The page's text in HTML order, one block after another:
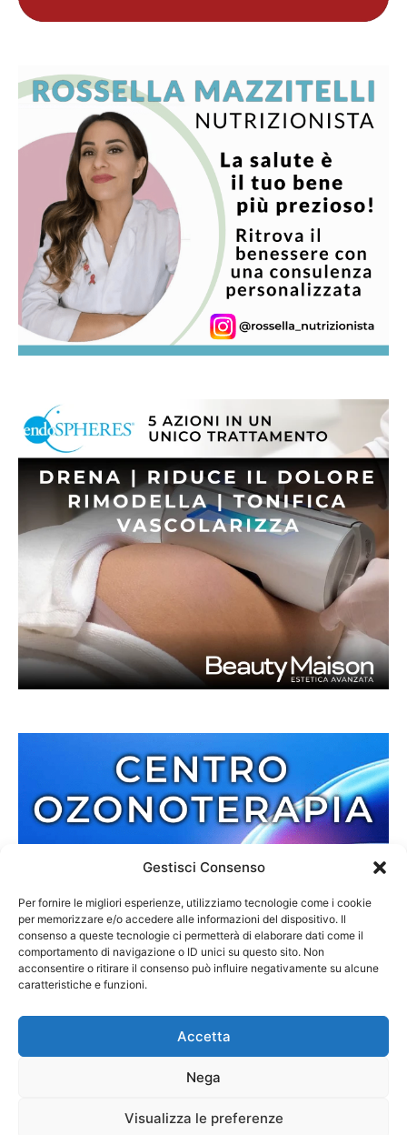
Gestisci Consenso
Per fornire le migliori esperienze, utilizziamo tecnologie come i cookie
per memorizzare e/o accedere alle informazioni del dispositivo. Il
consenso a queste tecnologie ci permetterà di elaborare dati come il
comportamento di navigazione o ID unici su questo sito. Non
acconsentire o ritirare il consenso può influire negativamente su alcune
caratteristiche e funzioni.
Accetta
Nega
Visualizza le preferenze
Contatti Cookie Policy Privacy Policy